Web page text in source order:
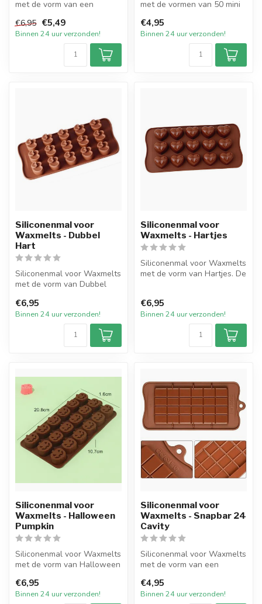
met de vorm van een
uit 1 ...
€6,95 €5,49
Binnen 24 uur verzonden!
met de vormen van 50 mini
€4,95
Binnen 24 uur verzonden!
Siliconenmal voor
Waxmelts - Dubbel
Hart
Siliconenmal voor Waxmelts
met de vorm van Dubbel
totaa...
€6,95
Binnen 24 uur verzonden!
Siliconenmal voor
Waxmelts - Hartjes
Siliconenmal voor Waxmelts
met de vorm van Hartjes. De
€6,95
Binnen 24 uur verzonden!
Siliconenmal voor
Waxmelts - Halloween
Pumpkin
Siliconenmal voor Waxmelts
met de vorm van Halloween
t...
€6,95
Binnen 24 uur verzonden!
Siliconenmal voor
Waxmelts - Snapbar 24
Cavity
Siliconenmal voor Waxmelts
met de vorm van een
mal be...
€4,95
Binnen 24 uur verzonden!